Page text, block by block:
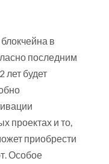
в
последним
будет
проектах и то,
приобрести
Особое